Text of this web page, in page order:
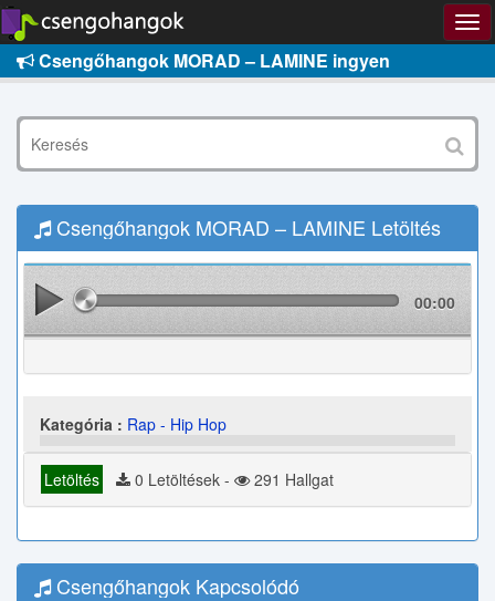
Csengőhangok MORAD – LAMINE ingyen
Csengőhangok MORAD – LAMINE Letöltés
00:00
Kategória : Rap - Hip Hop
Letöltés 0 Letöltések - 291 Hallgat
Csengőhangok Kapcsolódó